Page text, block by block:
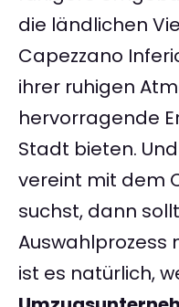
die ländlichen
Capezzano
ihrer ruhigen
hervorragende
Stadt bieten.
vereint mit dem
suchst, dann
Auswahlprozess
ist es natürlich,